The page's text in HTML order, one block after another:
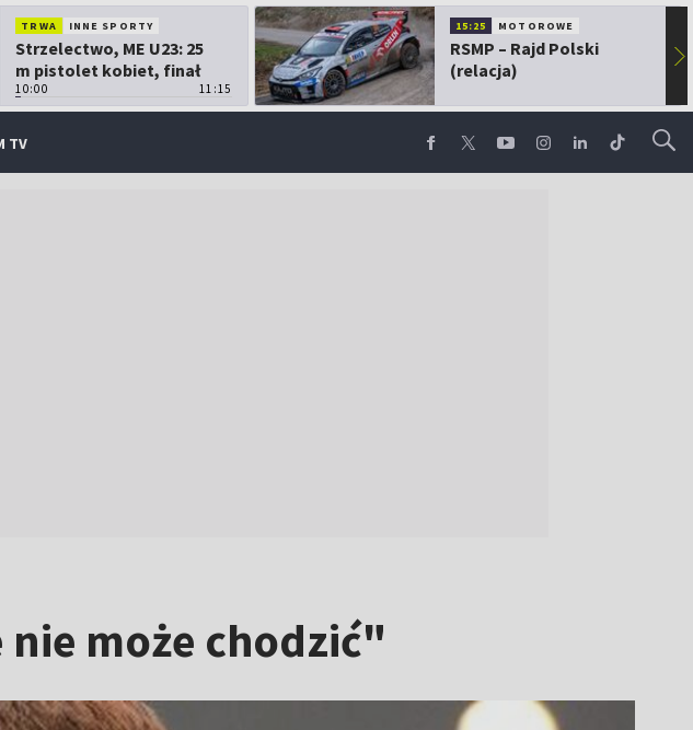
TRWA INNE SPORTY
Strzelectwo, ME U23: 25
m pistolet kobiet, finał
10:00 11:15
15:25 MOTOROWE
RSMP – Rajd Polski
(relacja)
▶
TV
nie może chodzić"